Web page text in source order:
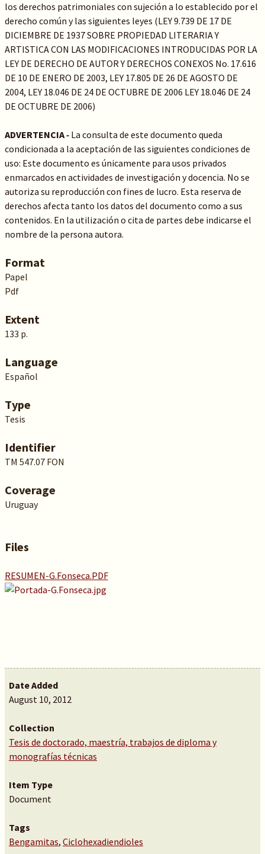
los derechos patrimoniales con sujeción a lo establecido por el
derecho común y las siguientes leyes (LEY 9.739 DE 17 DE
DICIEMBRE DE 1937 SOBRE PROPIEDAD LITERARIA Y
ARTISTICA CON LAS MODIFICACIONES INTRODUCIDAS POR LA
LEY DE DERECHO DE AUTOR Y DERECHOS CONEXOS No. 17.616
DE 10 DE ENERO DE 2003, LEY 17.805 DE 26 DE AGOSTO DE
2004, LEY 18.046 DE 24 DE OCTUBRE DE 2006 LEY 18.046 DE 24
DE OCTUBRE DE 2006)
ADVERTENCIA- La consulta de este documento queda
condicionada a la aceptación de las siguientes condiciones de
uso: Este documento es únicamente para usos privados
enmarcados en actividades de investigación y docencia. No se
autoriza su reproducción con fines de lucro. Esta reserva de
derechos afecta tanto los datos del documento como a sus
contenidos. En la utilización o cita de partes debe indicarse el
nombre de la persona autora.
Format
Papel
Pdf
Extent
133 p.
Language
Español
Type
Tesis
Identifier
TM 547.07 FON
Coverage
Uruguay
Files
RESUMEN-G.Fonseca.PDF
Date Added
August 10, 2012
Collection
Tesis de doctorado, maestría, trabajos de diploma y
monografías técnicas
Item Type
Document
Tags
Bengamitas, Ciclohexadiendioles